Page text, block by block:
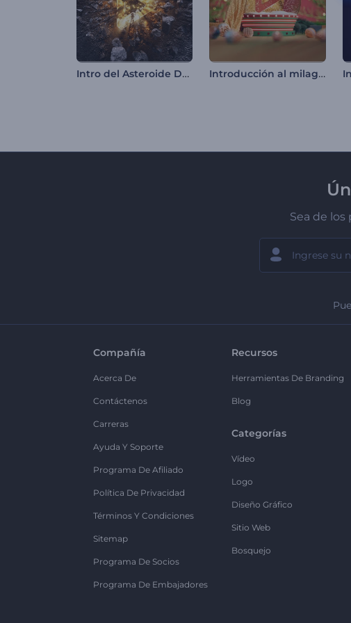
Intro del Asteroide Destructor Introducción al milagro de la bola de nieve
Sea de
Compañía
Acerca De
Contáctenos
Carreras
Ayuda Y Soporte
Programa De Afiliado
Política De Privacidad
Términos Y Condiciones
Sitemap
Programa De Socios
Programa De Embajadores
Recursos
Herramientas De Branding
Blog
Categorías
Vídeo
Logo
Diseño Gráfico
Sitio Web
Bosquejo